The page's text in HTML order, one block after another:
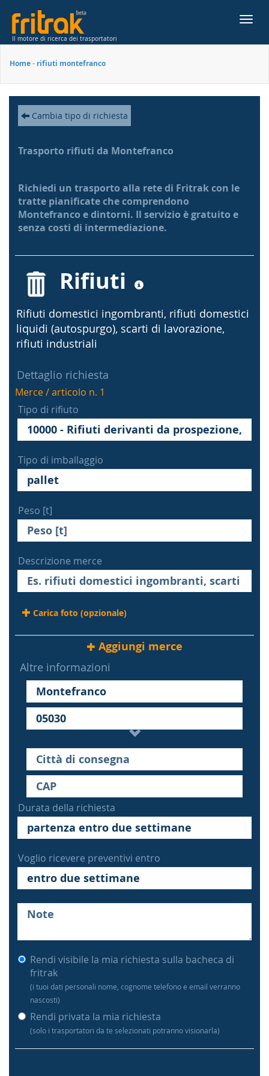
Il motore di ricerca dei trasportatori
Home- rifiuti montefranco
Cambia tipo di richiesta
Trasporto rifiuti da Montefranco
Richiedi un trasporto alla rete di Fritrak con le
tratte pianificate che comprendono
Montefranco e dintorni. Il servizio è gratuito e
senza costi di intermediazione.
Rifiuti
Rifiuti domestici ingombranti, rifiuti domestici
liquidi (autospurgo), scarti di lavorazione,
rifiuti industriali
Dettaglio richiesta
Merce / articolo n. 1
Tipo di rifiuto
Tipo di imballaggio
Peso [t]
Descrizione merce
Carica foto (opzionale)
Aggiungi merce
Altre informazioni
Durata della richiesta
Voglio ricevere preventivi entro
Rendi visibile la mia richiesta sulla bacheca di
fritrak
(i tuoi dati personali nome, cognome telefono e email verranno
nascosti)
Rendi privata la mia richiesta
(solo i trasportatori da te selezionati potranno visionarla)